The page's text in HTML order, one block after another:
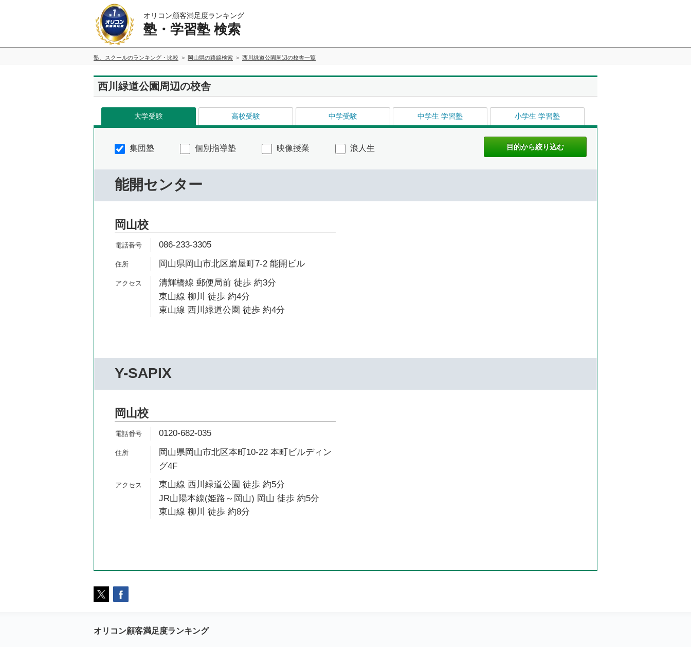
オリコン顧客満足度ランキング
塾・学習塾 検索
塾、スクールのランキング・比較 岡山県の路線検索 西川緑道公園周辺の校舎一覧
西川緑道公園周辺の校舎
大学受験 高校受験 中学受験 中学生 学習塾 小学生 学習塾
集団塾 個別指導塾 映像授業 浪人生
能開センター
岡山校
086-233-3305
岡山県岡山市北区磨屋町7-2 能開ビル
清輝橋線 郵便局前 徒歩 約3分
東山線 柳川 徒歩 約4分
東山線 西川緑道公園 徒歩 約4分
Y-SAPIX
岡山校
0120-682-035
岡山県岡山市北区本町10-22 本町ビルディン
グ4F
東山線 西川緑道公園 徒歩 約5分
JR山陽本線(姫路～岡山) 岡山 徒歩 約5分
東山線 柳川 徒歩 約8分
オリコン顧客満足度ランキング